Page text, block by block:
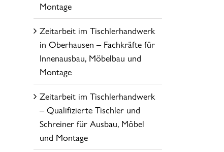
Montage
Zeitarbeit im Tischlerhandwerk
in Oberhausen – Fachkräfte für
Innenausbau, Möbelbau und
Montage
Zeitarbeit im Tischlerhandwerk
– Qualifizierte Tischler und
Schreiner für Ausbau, Möbel
und Montage